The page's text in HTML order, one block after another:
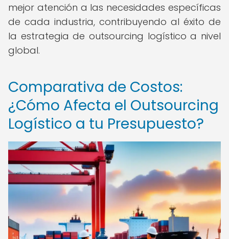
mejor atención a las necesidades específicas
de cada industria, contribuyendo al éxito de
la estrategia de outsourcing logístico a nivel
global.
Comparativa de Costos:
¿Cómo Afecta el Outsourcing
Logístico a tu Presupuesto?